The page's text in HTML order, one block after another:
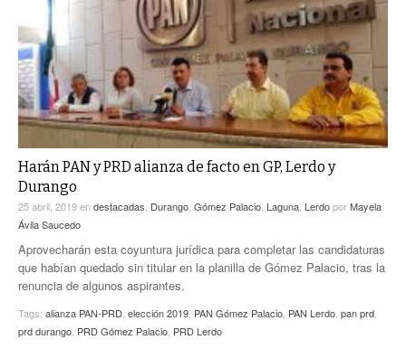
Harán PAN y PRD alianza de facto en GP, Lerdo y
Durango
25 abril, 2019endestacadas Durango Gómez Palacio Laguna LerdoporMayela
Ávila Saucedo
Aprovecharán esta coyuntura jurídica para completar las candidaturas
que habían quedado sin titular en la planilla de Gómez Palacio, tras la
renuncia de algunos aspirantes.
Tags: alianza PAN-PRD elección 2019 PAN Gómez Palacio PAN Lerdo pan prd
prd durango PRD Gómez Palacio PRD Lerdo